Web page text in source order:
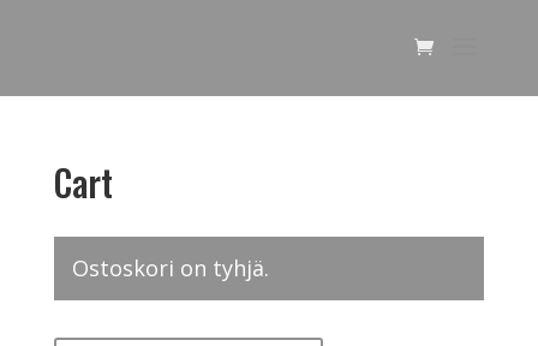
Cart
Ostoskori on tyhjä.